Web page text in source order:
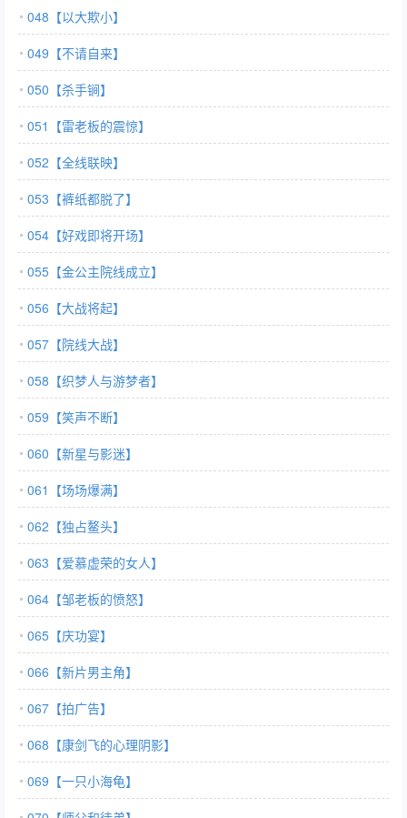
048【以大欺小】
049【不请自来】
050【杀手锏】
051【雷老板的震惊】
052【全线联映】
053【裤纸都脱了】
054【好戏即将开场】
055【金公主院线成立】
056【大战将起】
057【院线大战】
058【织梦人与游梦者】
059【笑声不断】
060【新星与影迷】
061【场场爆满】
062【独占鳌头】
063【爱慕虚荣的女人】
064【邹老板的愤怒】
065【庆功宴】
066【新片男主角】
067【拍广告】
068【康剑飞的心理阴影】
069【一只小海龟】